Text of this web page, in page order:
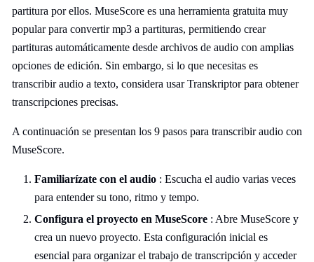
partitura por ellos. MuseScore es una herramienta gratuita muy
popular para convertir mp3 a partituras, permitiendo crear
partituras automáticamente desde archivos de audio con amplias
opciones de edición. Sin embargo, si lo que necesitas es
transcribir audio a texto, considera usar Transkriptor para obtener
transcripciones precisas.
A continuación se presentan los 9 pasos para transcribir audio con
MuseScore.
Familiarízate con el audio : Escucha el audio varias veces
para entender su tono, ritmo y tempo.
Configura el proyecto en MuseScore : Abre MuseScore y
crea un nuevo proyecto. Esta configuración inicial es
esencial para organizar el trabajo de transcripción y acceder